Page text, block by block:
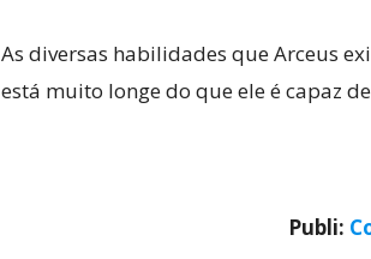
As diversas habilidades que Arceus
está muito longe do que ele é capaz
Publi: